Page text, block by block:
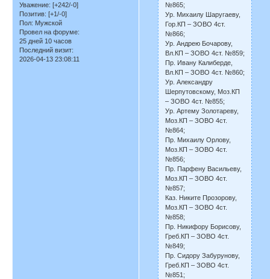
Уважение: [+242/-0]
Позитив: [+1/-0]
Пол: Мужской
Провел на форуме:
25 дней 10 часов
Последний визит:
2026-04-13 23:08:11
№865;
Ур. Михаилу Шаругаеву,
Гор.КП – ЗОВО 4ст.
№866;
Ур. Андрею Бочарову,
Вл.КП – ЗОВО 4ст. №859;
Пр. Ивану Калиберде,
Вл.КП – ЗОВО 4ст. №860;
Ур. Александру
Шерпутовскому, Моз.КП
– ЗОВО 4ст. №855;
Ур. Артему Золотареву,
Моз.КП – ЗОВО 4ст.
№864;
Пр. Михаилу Орлову,
Моз.КП – ЗОВО 4ст.
№856;
Пр. Парфену Васильеву,
Моз.КП – ЗОВО 4ст.
№857;
Каз. Никите Прозорову,
Моз.КП – ЗОВО 4ст.
№858;
Пр. Никифору Борисову,
Греб.КП – ЗОВО 4ст.
№849;
Пр. Сидору Забурунову,
Греб.КП – ЗОВО 4ст.
№851;